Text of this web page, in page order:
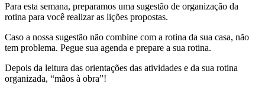
Para esta semana, preparamos uma sugestão de organização da
rotina para você realizar as lições propostas.
Caso a nossa sugestão não combine com a rotina da sua casa, não
tem problema. Pegue sua agenda e prepare a sua rotina.
Depois da leitura das orientações das atividades e da sua rotina
organizada, “mãos à obra”!